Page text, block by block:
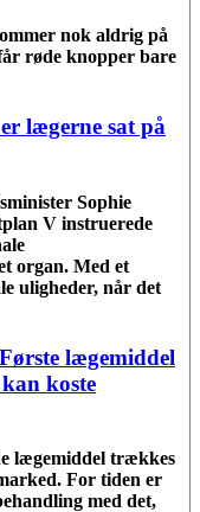
nok aldrig på
røde knopper bare
lægerne sat på
Sophie
V instruerede
organ. Med et
uligheder, når det
lægemiddel
koste
lægemiddel trækkes
For tiden er
med det,